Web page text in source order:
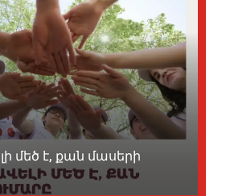
մեծ է, քան մասերի